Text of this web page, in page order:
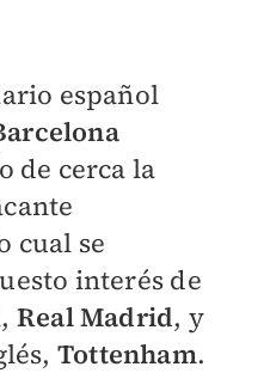
español
de cerca la
cual se
interés de
RealMadrid, y
Tottenham.